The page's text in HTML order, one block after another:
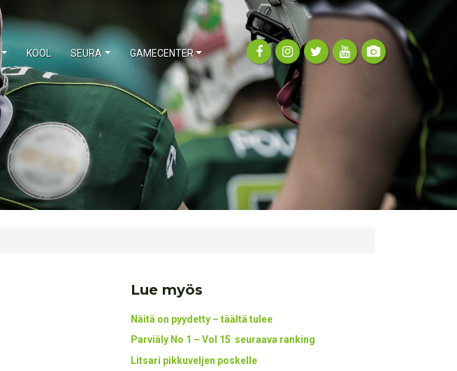
KOOL SEURA GAMECENTER
Lue myös
Näitä on pyydetty – täältä tulee
Parviäly No 1 – Vol 15 seuraava ranking
Litsari pikkuveljen poskelle